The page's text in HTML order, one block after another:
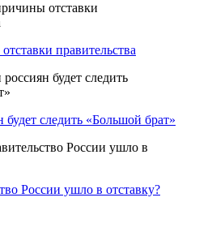
правительства
будет следить «Большой брат»
России ушло в отставку?